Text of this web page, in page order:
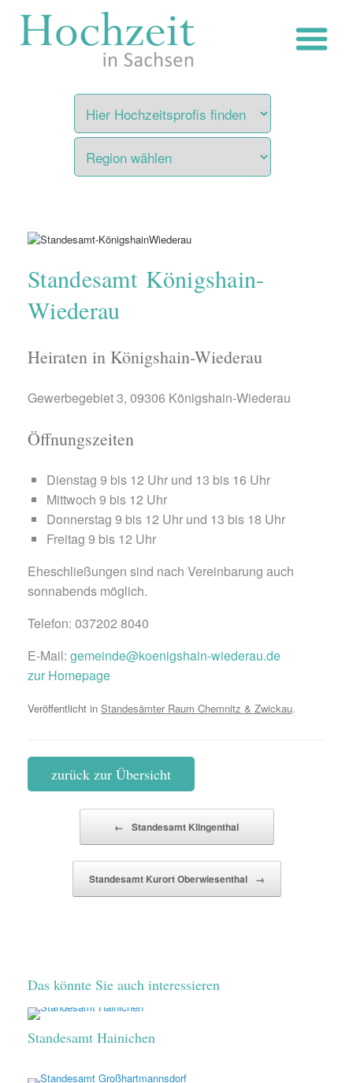
Inhalt
Standesamt Königshain-
Wiederau
Heiraten in Königshain-Wiederau
Gewerbegebiet 3, 09306 Königshain-Wiederau
Öffnungszeiten
Dienstag 9 bis 12 Uhr und 13 bis 16 Uhr
Mittwoch 9 bis 12 Uhr
Donnerstag 9 bis 12 Uhr und 13 bis 18 Uhr
Freitag 9 bis 12 Uhr
Eheschließungen sind nach Vereinbarung auch
sonnabends möglich.
Telefon: 037202 8040
E-Mail: gemeinde@koenigshain-wiederau.de
zur Homepage
Veröffentlicht in Standesämter Raum Chemnitz & Zwickau.
zurück zur Übersicht
← Standesamt Klingenthal
Standesamt Kurort Oberwiesenthal →
Das könnte Sie auch interessieren
Standesamt Hainichen